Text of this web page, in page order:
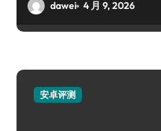
dawei 4 月 9, 2026
安卓评测